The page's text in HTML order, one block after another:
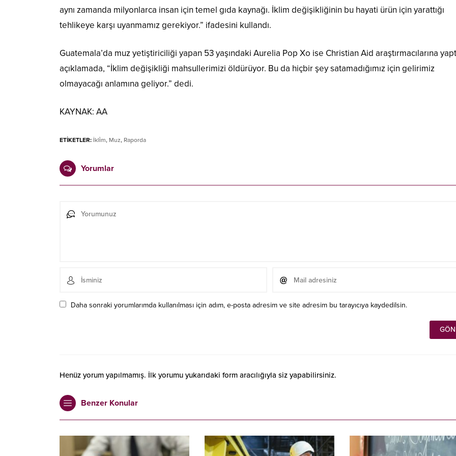
aynı zamanda milyonlarca insan için temel gıda kaynağı. İklim değişikliğinin bu hayati ürün için yarattığı
tehlikeye karşı uyanmamız gerekiyor.” ifadesini kullandı.
Guatemala’da muz yetiştiriciliği yapan 53 yaşındaki Aurelia Pop Xo ise Christian Aid araştırmacılarına
açıklamada, “İklim değişikliği mahsullerimizi öldürüyor. Bu da hiçbir şey satamadığımız için gelirimiz
olmayacağı anlamına geliyor.” dedi.
KAYNAK: AA
ETİKETLER: İkli̇m, Muz, Raporda
Yorumlar
Daha sonraki yorumlarımda kullanılması için adım, e-posta adresim ve site adresim bu tarayıcıya kaydedilsin.
Henüz yorum yapılmamış. İlk yorumu yukarıdaki form aracılığıyla siz yapabilirsiniz.
Benzer Konular